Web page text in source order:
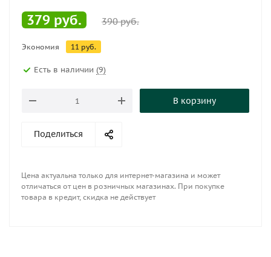
379 руб. 390руб.
Экономия 11 руб.
Есть в наличии (9)
В корзину
Поделиться
Цена актуальна только для интернет-магазина и может
отличаться от цен в розничных магазинах. При покупке
товара в кредит, скидка не действует